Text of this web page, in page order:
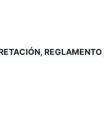
REGLAMENTO